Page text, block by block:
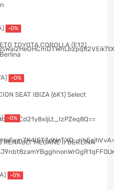
-0%
TOYOTA COROLLA (E12)
-0%
SEAT IBIZA (6K1) Select
-0%
RENAULT MEGANE II BERLINA
-0%